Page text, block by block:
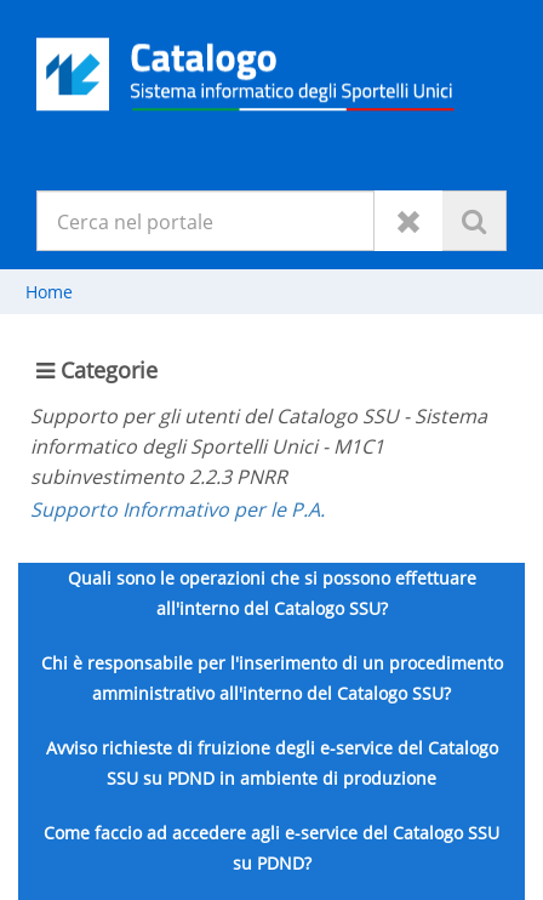
Home
Categorie
Supporto per gli utenti del Catalogo SSU - Sistema
informatico degli Sportelli Unici - M1C1
subinvestimento 2.2.3 PNRR
Supporto Informativo per le P.A.
Quali sono le operazioni che si possono effettuare
all'interno del Catalogo SSU?
Chi è responsabile per l'inserimento di un procedimento
amministrativo all'interno del Catalogo SSU?
Avviso richieste di fruizione degli e-service del Catalogo
SSU su PDND in ambiente di produzione
Come faccio ad accedere agli e-service del Catalogo SSU
su PDND?